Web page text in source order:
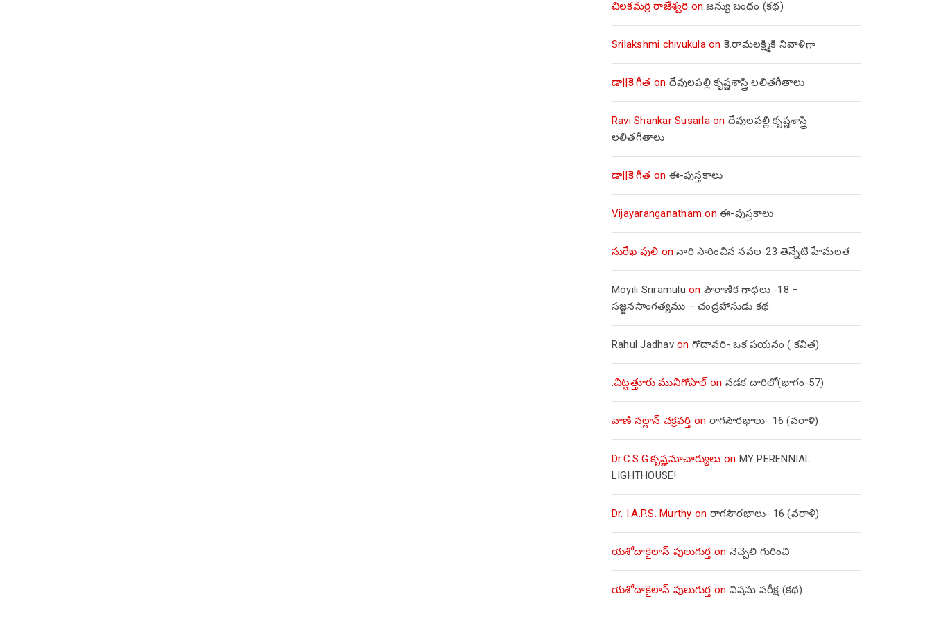
చిలకమర్రి రాజేశ్వరి onజన్యు బంధం (కథ)
Srilakshmi chivukulaon కె.రామలక్ష్మికి నివాళిగా
డా||కె.గీత on దేవులపల్లి కృష్ణశాస్త్రి లలితగీతాలు
Ravi Shankar Susarlaon దేవులపల్లి కృష్ణశాస్త్రి
లలితగీతాలు
డా||కె.గీత on ఈ-పుస్తకాలు
Vijayaranganatham onఈ-పుస్తకాలు
సురేఖ పులి onనారి సారించిన నవల-23 తెన్నేటి హేమలత
Moyili Sriramulu on పౌరాణిక గాథలు -18 –
సజ్జనసాంగత్యము – చంద్రహాసుడు కథ.
Rahul Jadhavon గోదావరి- ఒక పయనం ( కవిత)
.చిట్టత్తూరు మునిగోపాల్on నడక దారిలో(భాగం-57)
వాణి నల్లాన్ చక్రవర్తి on రాగసౌరభాలు- 16 (వరాళి)
Dr.C.S.G.కృష్ణమాచార్యులు on MY PERENNIAL
LIGHTHOUSE!
Dr. I.A.P.S. Murthy on రాగసౌరభాలు- 16 (వరాళి)
యశోదాకైలాస్ పులుగుర్త on నెచ్చెలి గురించి
యశోదాకైలాస్ పులుగుర్త on విషమ పరీక్ష (క‌థ‌)